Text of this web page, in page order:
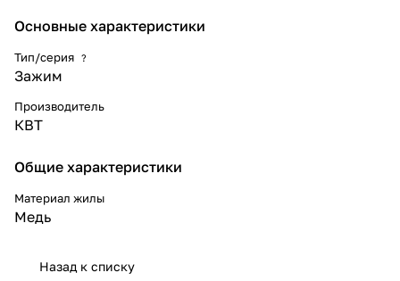
Основные характеристики
Тип/серия ?
Зажим
Производитель
КВТ
Общие характеристики
Материал жилы
Медь
Назад к списку